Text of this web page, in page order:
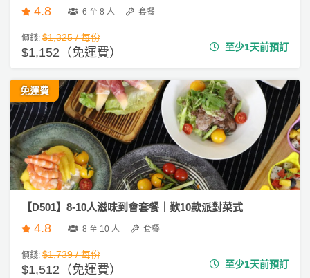
用
即
即
煮
系
列
聚
會
及
拖
餐
廳
子
活
動
餐
4.8 6 至 8 人 套餐
價錢: $1,325 / 每份
$1,152（免運費） 至少1天前預訂
免運費
【D501】8-10人滋味到會套餐｜歎10款派對菜式
4.8 8 至 10 人 套餐
價錢: $1,739 / 每份
$1,512（免運費） 至少1天前預訂